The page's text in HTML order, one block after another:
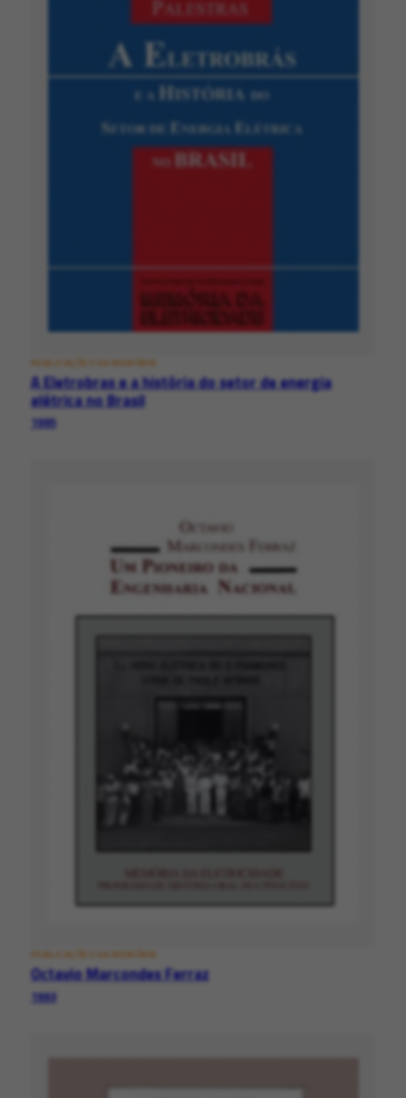
PUBLICAÇÕES DA MEMÓRIA
A Eletrobras e a história do setor de energia
elétrica no Brasil
1995
PUBLICAÇÕES DA MEMÓRIA
Octavio Marcondes Ferraz
1993